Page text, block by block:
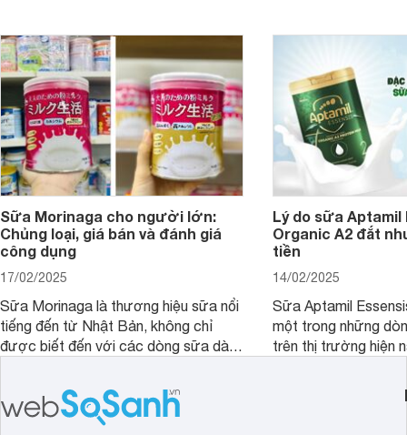
dưỡng có gì đặc biệt? Giá sữa
Meadow Fresh trên thị trường hiện
nay ra sao? Hãy cùng tìm hiểu ngay.
người lớn, giúp giải
Sữa Morinaga cho người lớn:
Chủng loại, giá bán và đánh giá
công dụng
17/02/2025
Sữa Morinaga là thương hiệu sữa nổi
tiếng đến từ Nhật Bản, không chỉ
được biết đến với các dòng sữa dành
dành riêng cho người lớn. Vậy sữa
Morinaga cho người lớn có mấy loại
và giá bán của sản phẩm này như thế
Lý do sữa Aptamil
Organic A2 đắt
tiền
14/02/2025
Sữa Aptamil
một trong những
trên thị trường hiện
này thường thắc
Aptamil Essensis